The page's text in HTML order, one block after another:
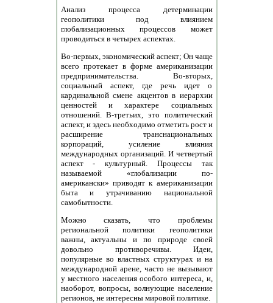
Анализ процесса детерминации
геополитики под влиянием
глобализационных процессов может
проводиться в четырех аспектах.
Во-первых, экономический аспект; Он чаще
всего протекает в форме американизации
предпринимательства. Во-вторых,
социальный аспект, где речь идет о
кардинальной смене акцентов в иерархии
ценностей и характере социальных
отношений. В-третьих, это политический
аспект, и здесь необходимо отметить рост и
расширение транснациональных
корпораций, усиление влияния
международных организаций. И четвертый
аспект - культурный. Процессы так
называемой «глобализации по-
американски» приводят к американизации
быта и утрачиванию национальной
самобытности.
Можно сказать, что проблемы
региональной политики геополитики
важны, актуальны и по природе своей
довольно противоречивы. Идеи,
популярные во властных структурах и на
международной арене, часто не вызывают
у местного населения особого интереса, и,
наоборот, вопросы, волнующие население
регионов, не интересны мировой политике.